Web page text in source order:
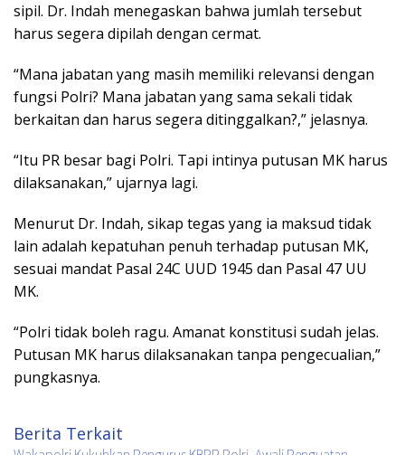
sipil. Dr. Indah menegaskan bahwa jumlah tersebut
harus segera dipilah dengan cermat.
“Mana jabatan yang masih memiliki relevansi dengan
fungsi Polri? Mana jabatan yang sama sekali tidak
berkaitan dan harus segera ditinggalkan?,” jelasnya.
“Itu PR besar bagi Polri. Tapi intinya putusan MK harus
dilaksanakan,” ujarnya lagi.
Menurut Dr. Indah, sikap tegas yang ia maksud tidak
lain adalah kepatuhan penuh terhadap putusan MK,
sesuai mandat Pasal 24C UUD 1945 dan Pasal 47 UU
MK.
“Polri tidak boleh ragu. Amanat konstitusi sudah jelas.
Putusan MK harus dilaksanakan tanpa pengecualian,”
pungkasnya.
Berita Terkait